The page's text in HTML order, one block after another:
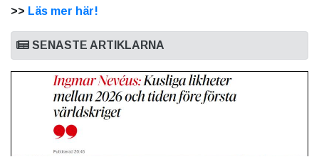
>> Läs mer här!
SENASTE ARTIKLARNA